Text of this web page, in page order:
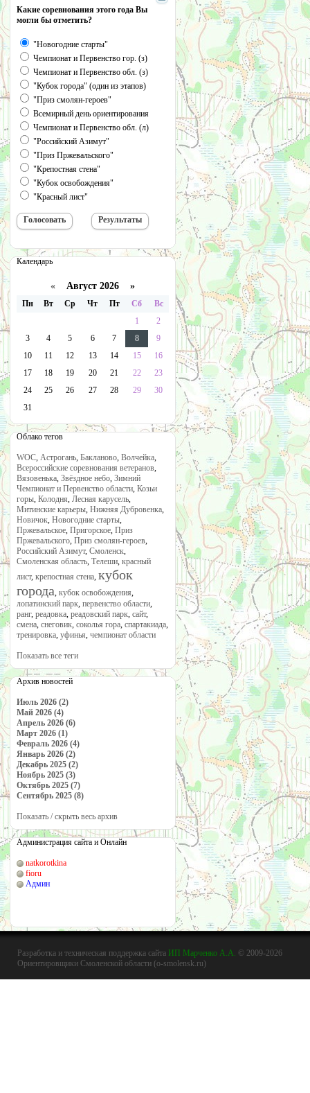
Какие соревнования этого года Вы
могли бы отметить?
"Новогодние старты"
Чемпионат и Первенство гор. (з)
Чемпионат и Первенство обл. (з)
"Кубок города" (один из этапов)
"Приз смолян-героев"
Всемирный день ориентирования
Чемпионат и Первенство обл. (л)
"Российский Азимут"
"Приз Пржевальского"
"Крепостная стена"
"Кубок освобождения"
"Красный лист"
Календарь
« Август 2026 »
Пн Вт Ср Чт Пт Сб
Вс
1
2
3
4 5 6 7 8
9
10
11 12 13 14 15
16
17
18 19 20 21 22
23
24
25 26 27 28 29
30
31
Облако тегов
WOC, Астрогань, Бакланово, Волчейка,
Всероссийские соревнования ветеранов,
Вязовенька, Звёздное небо, Зимний
Чемпионат и Первенство области, Козьи
горы, Колодня, Лесная карусель,
Митинские карьеры, Нижняя Дубровенка,
Новичок, Новогодние старты,
Пржевальское, Пригорское, Приз
Пржевальского, Приз смолян-героев,
Российский Азимут, Смоленск,
Смоленская область, Телеши, красный
лист, крепостная стена, кубок
города, кубок освобождения,
лопатинский парк, первенство области,
ранг, реадовка, реадовский парк, сайт,
смена, снеговик, соколья гора, спартакиада,
тренировка, уфинья, чемпионат области
Показать все теги
Архив новостей
Июль 2026 (2)
Май 2026 (4)
Апрель 2026 (6)
Март 2026 (1)
Февраль 2026 (4)
Январь 2026 (2)
Декабрь 2025 (2)
Ноябрь 2025 (3)
Октябрь 2025 (7)
Сентябрь 2025 (8)
Показать / скрыть весь архив
Администрация сайта и Онлайн
natkorotkina
fioru
Админ
Разработка и техническая поддержка сайта ИП Марченко А.А. © 2009-2026
Ориентировщики Смоленской области (o-smolensk.ru)